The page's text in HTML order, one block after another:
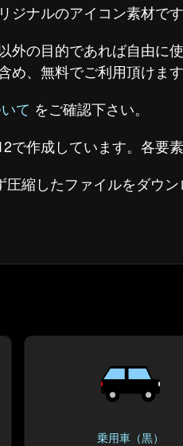
ナルのアイコン素材です
の目的であれば自由に使
、無料でご利用頂けます
て をご確認下さい。
で作成しています。各要
縮したファイルをダウ
乗用車（黒）